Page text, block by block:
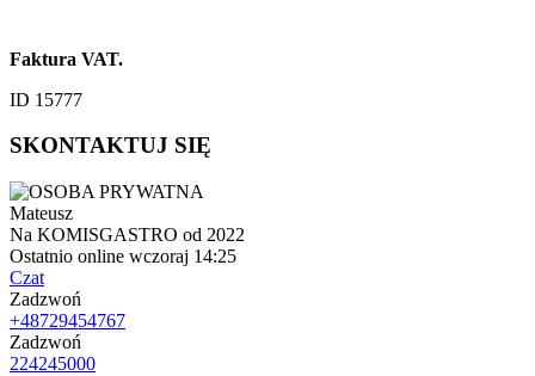
Faktura VAT.
ID 15777
SKONTAKTUJ SIĘ
Mateusz
Na KOMISGASTRO od 2022
Ostatnio online wczoraj 14:25
Czat
Zadzwoń
+48729454767
Zadzwoń
224245000